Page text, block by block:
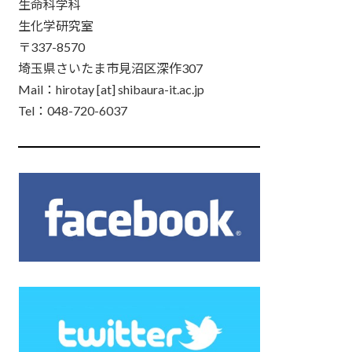
生命科学科
生化学研究室
〒337-8570
埼玉県さいたま市見沼区深作307
Mail：hirotay [at] shibaura-it.ac.jp
Tel：048-720-6037